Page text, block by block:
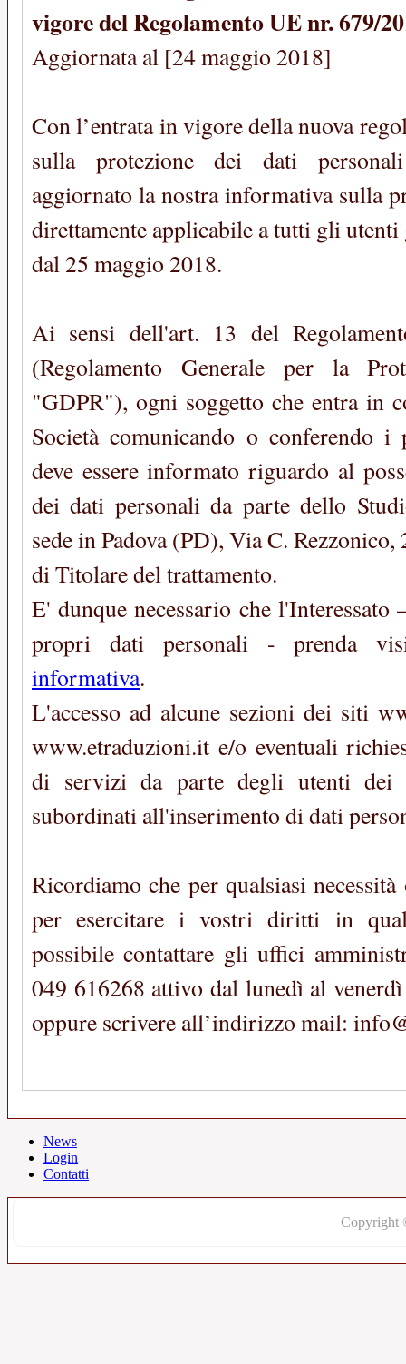
vigore del Regolamento UE nr. 679/
Aggiornata al [24 maggio 2018]
Con l’entrata in vigore della nuova
sulla protezione dei dati
aggiornato la nostra informativa sulla
direttamente applicabile a tutti gli
dal 25 maggio 2018.
Ai sensi dell'art. 13 del
(Regolamento Generale per la
"GDPR"), ogni soggetto che entra in
Società comunicando o conferendo
deve essere informato riguardo al
dei dati personali da parte dello
sede in Padova (PD), Via C.
di Titolare del trattamento.
E' dunque necessario che
propri dati personali - prenda
informativa.
L'accesso ad alcune sezioni dei siti
www.etraduzioni.it e/o eventuali
di servizi da parte degli utenti dei
subordinati all'inserimento di dati
Ricordiamo che per qualsiasi
per esercitare i vostri diritti in
possibile contattare gli uffici
049 616268 attivo dal lunedì al
oppure scrivere all’indirizzo mail:
News
Login
Contatti
Copyright